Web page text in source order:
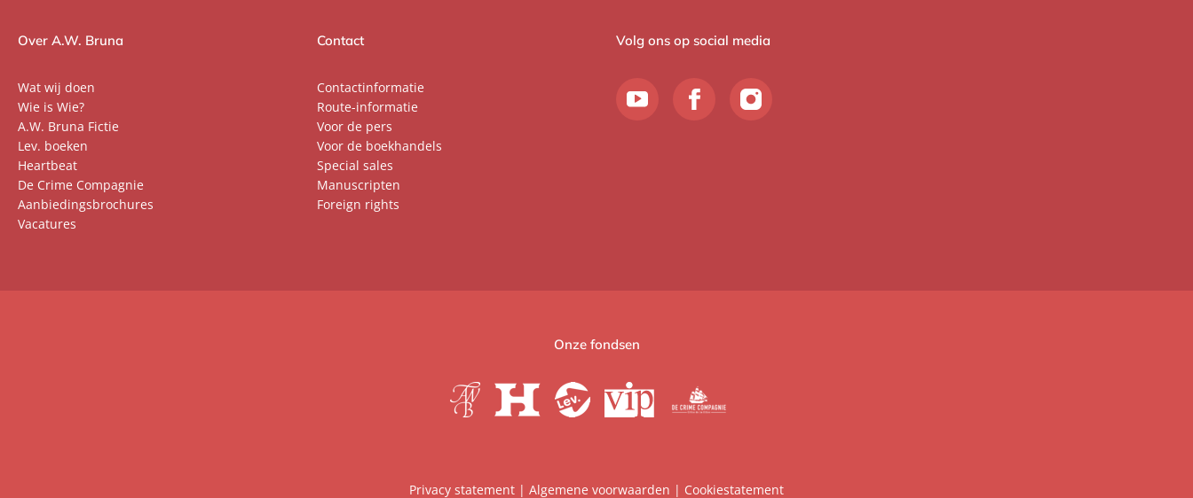
Over A.W. Bruna
Wat wij doen
Wie is Wie?
A.W. Bruna Fictie
Lev. boeken
Heartbeat
De Crime Compagnie
Aanbiedingsbrochures
Vacatures
Contact
Contactinformatie
Route-informatie
Voor de pers
Voor de boekhandels
Special sales
Manuscripten
Foreign rights
Volg ons op social media
Onze fondsen
Privacy statement | Algemene voorwaarden | Cookiestatement